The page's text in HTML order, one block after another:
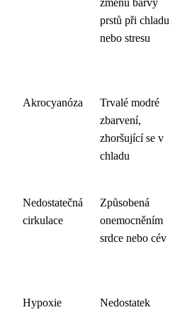
změnu barvy
prstů při chladu
nebo stresu
Akrocyanóza
Trvalé modré
zbarvení,
zhoršující se v
chladu
Nedostatečná
cirkulace
Způsobená
onemocněním
srdce nebo cév
Hypoxie
Nedostatek